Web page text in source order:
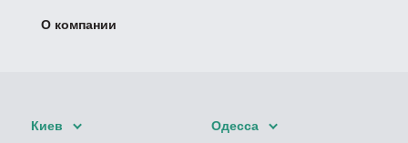
О компании
Киев Одесса